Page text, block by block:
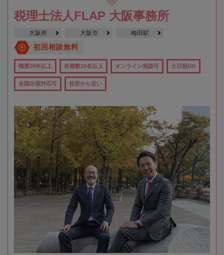
税理士法人FLAP 大阪事務所
大阪府 大阪市 梅田駅
初回相談無料
職歴20年以上 在籍数10名以上 オンライン相談可 土日祝OK
全国出張対応可 役所から近い